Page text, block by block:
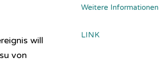
will
von
Weitere Informationen
LINK